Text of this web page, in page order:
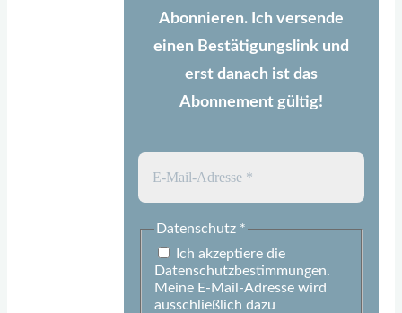
Abonnieren. Ich versende
einen Bestätigungslink und
erst danach ist das
Abonnement gültig!
Datenschutz *
Ich akzeptiere die
Datenschutzbestimmungen.
Meine E-Mail-Adresse wird
ausschließlich dazu